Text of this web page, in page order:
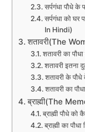
सर्पगंधा पौधे
सर्पगंधा को
In Hindi)
शतावरी(The
शतावरी का
शतावरी इतना
शतावरी के
शतावरी का
ब्राह्मी(The
ब्राह्मी पौधे को
ब्राह्मी का